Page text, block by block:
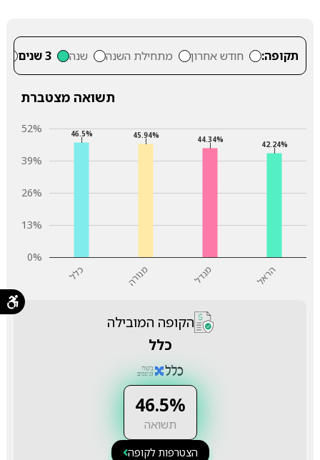
תקופה: חודש אחרון מתחילת השנה שנה 3 שנים
תשואה מצטברת
כלל מנורה מגדל הראל
0%
13%
26%
39%
52% 46.5% 45.94% 44.34%
42.24%
הקופה המובילה
כלל
46.5%
תשואה
הצטרפות לקופה